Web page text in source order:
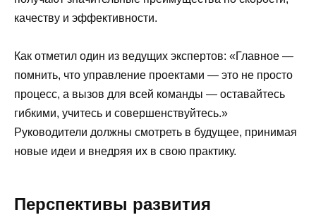
качеству и эффективности.
Как отметил один из ведущих экспертов: «Главное —
помнить, что управление проектами — это не просто
процесс, а вызов для всей команды — оставайтесь
гибкими, учитесь и совершенствуйтесь.»
Руководители должны смотреть в будущее, принимая
новые идеи и внедряя их в свою практику.
Перспективы развития